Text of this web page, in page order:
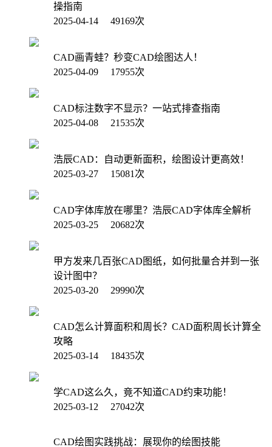
操指南
2025-04-14 49169次
CAD画青蛙？秒变CAD绘图达人！
2025-04-09 17955次
CAD标注数字不显示？一站式排查指南
2025-04-08 21535次
浩辰CAD：自动更新面积，绘图设计更高效！
2025-03-27 15081次
CAD字体库放在哪里？浩辰CAD字体库全解析
2025-03-25 20682次
甲方发来几百张CAD图纸，如何批量合并到一张
设计图中？
2025-03-20 29990次
CAD怎么计算面积和周长？CAD面积周长计算全
攻略
2025-03-14 18435次
学CAD这么久，竟不知道CAD约束功能！
2025-03-12 27042次
CAD绘图实践挑战：展现你的绘图技能